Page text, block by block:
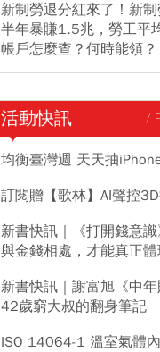
新制勞退分紅來了！新
半年暴賺1.5兆，勞工平
帳戶怎麼查？何時能領？
活動快訊 /
均衡臺灣週 天天抽
訂閱贈【歌林】AI聲控
新書快訊｜《打開錢意
與金錢相處，才能真正
新書快訊｜謝富旭《中年
42歲窮大叔的翻身筆記
ISO 14064-1 溫室氣體